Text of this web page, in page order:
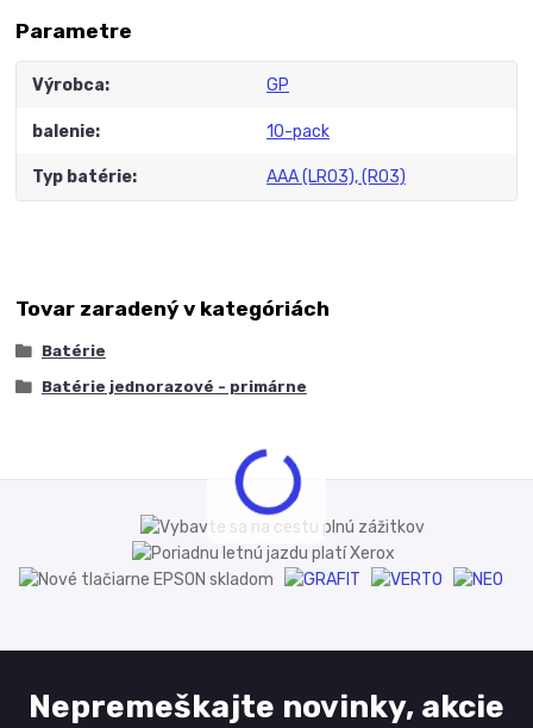
Parametre
Výrobca GP
balenie 10-pack
Typ batérie AAA (LR03), (R03)
Tovar zaradený v kategóriách
Batérie
Batérie jednorazové - primárne
Nepremeškajte novinky, akcie